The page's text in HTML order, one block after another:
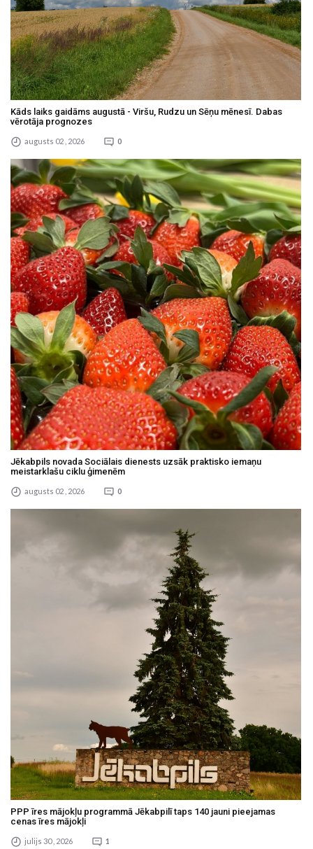
Kāds laiks gaidāms augustā - Viršu, Rudzu un Sēņu mēnesī. Dabas
vērotāja prognozes
augusts 02 , 2026 0
Jēkabpils novada Sociālais dienests uzsāk praktisko iemaņu
meistarklašu ciklu ģimenēm
augusts 02 , 2026 0
PPP īres mājokļu programmā Jēkabpilī taps 140 jauni pieejamas
cenas īres mājokļi
julijs 30 , 2026 1